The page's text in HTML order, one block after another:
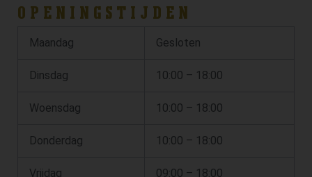
OPENINGSTIJDEN
Maandag Gesloten
Dinsdag 10:00 – 18:00
Woensdag 10:00 – 18:00
Donderdag 10:00 – 18:00
Vrijdag 09:00 – 18:00